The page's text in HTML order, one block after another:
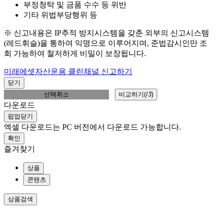
부정청탁 및 금품 수수 등 위반
기타 위법부당행위 등
※ 신고내용은 IP추적 방지시스템을 갖춘 외부의 신고시스템
(레드휘슬)을 통하여 익명으로 이루어지며, 준법감시인만 조
회 가능하여 철저하게 비밀이 보장됩니다.
미래에셋자산운용 클린채널 신고하기
닫기
선택취소
비교하기(/3)
다운로드
팝업닫기
엑셀 다운로드는 PC 버전에서 다운로드 가능합니다.
확인
즐겨찾기
상품
콘텐츠
상품검색